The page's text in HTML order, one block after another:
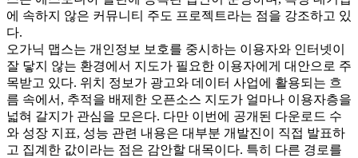
에 속하지 않은 커뮤니티 주도 프로젝트라는 점을 강조하고 있
다.
오가닉 맵스는 개인정보 보호를 중시하는 이용자와 인터넷이
잘 닿지 않는 환경에서 지도가 필요한 이용자에게 대안으로 주
목받고 있다. 위치 정보가 광고와 데이터 사업에 활용되는 흐
름 속에서, 추적을 배제한 오픈소스 지도가 얼마나 이용자층을
넓혀 갈지가 관심을 모은다. 다만 이번에 공개된 다운로드 수
와 성장 지표, 성능 관련 내용은 대부분 개발진이 직접 발표하
고 집계한 값이라는 점은 감안할 대목이다. 특히 다른 경로를